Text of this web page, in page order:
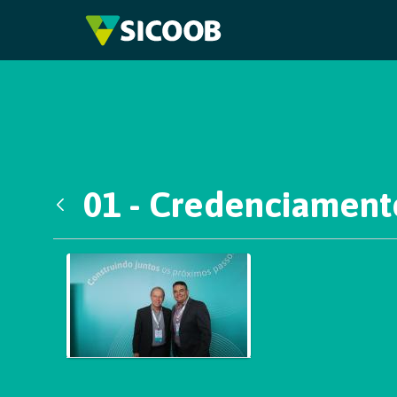
Pular para o Conteúdo principal
01 -
Galeria de Mídias